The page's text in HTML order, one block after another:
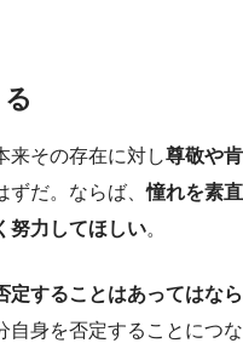
来その存在に対し尊敬や肯
ずだ。ならば、憧れを素直
努力してほしい。
定することはあってはなら
自身を否定することにつな